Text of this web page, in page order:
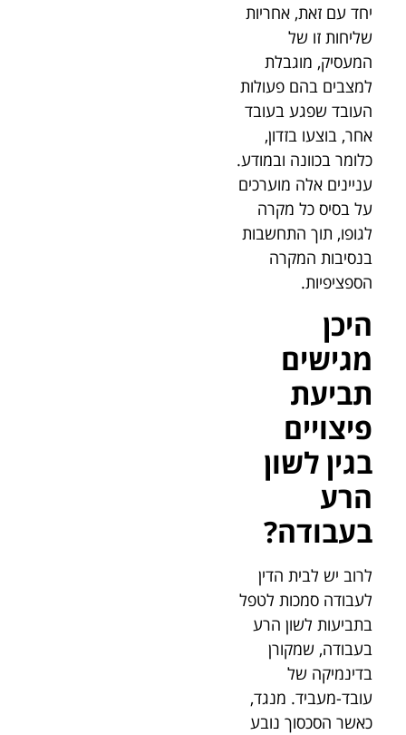
יחד עם זאת, אחריות
שליחות זו של
המעסיק, מוגבלת
למצבים בהם פעולות
העובד שפגע בעובד
אחר, בוצעו בזדון,
כלומר בכוונה ובמודע.
עניינים אלה מוערכים
על בסיס כל מקרה
לגופו, תוך התחשבות
בנסיבות המקרה
הספציפיות.
היכן
מגישים
תביעת
פיצויים
בגין לשון
הרע
בעבודה?
לרוב יש לבית הדין
לעבודה סמכות לטפל
בתביעות לשון הרע
בעבודה, שמקורן
בדינמיקה של
עובד-מעביד. מנגד,
כאשר הסכסוך נובע